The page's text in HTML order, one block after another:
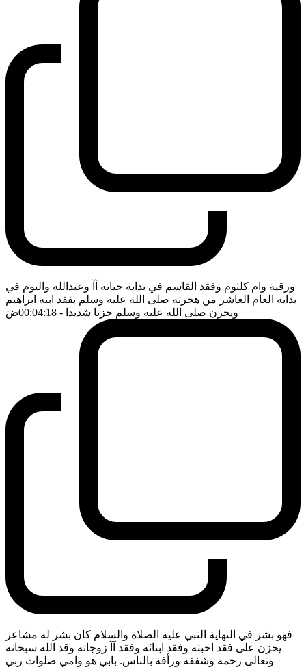
ورقية وام كلثوم وفقد القاسم في بداية حياته آآ وعبدالله واليوم في
بداية العام العاشر من هجرته صلى الله عليه وسلم يفقد ابنه ابراهيم
ويحزن صلى الله عليه وسلم حزنا شديدا - 00:04:18 ضَ
فهو بشر في النهاية النبي عليه الصلاة والسلام كان بشر له مشاعر
يحزن على فقد احبته وفقد ابنائه وفقد آآ زوجاته وقد الله سبحانه
وتعالى رحمة وشفقة ورأفة بالناس. بابي هو وامي صلوات ربي